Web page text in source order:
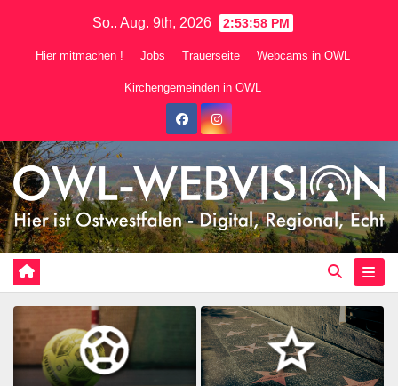
So.. Aug. 9th, 2026 2:54:00 PM
Hier mitmachen ! Jobs Trauerseite Webcams in OWL
Kirchengemeinden in OWL